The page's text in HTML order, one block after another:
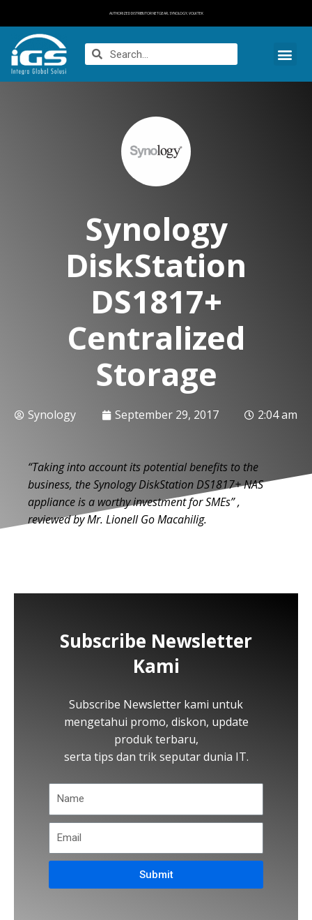
AUTHORIZED DISTRIBUTOR NETGEAR, SYNOLOGY, VOLKTEK
Synology
DiskStation
DS1817+
Centralized
Storage
Synology September 29, 2017 2:04 am
“Taking into account its potential benefits to the
business, the Synology DiskStation DS1817+ NAS
appliance is a worthy investment for SMEs” ,
reviewed by Mr. Lionell Go Macahilig.
Subscribe Newsletter
Kami
Subscribe Newsletter kami untuk
mengetahui promo, diskon, update
produk terbaru,
serta tips dan trik seputar dunia IT.
Submit